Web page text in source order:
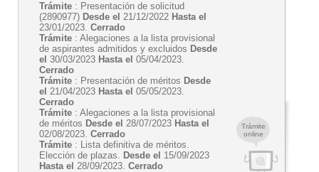
Trámite
online
Trámite : Presentación de solicitud
(2890977) Desde el 21/12/2022 Hasta el
23/01/2023. Cerrado
Trámite : Alegaciones a la lista provisional
de aspirantes admitidos y excluidos Desde
el 30/03/2023 Hasta el 05/04/2023.
Cerrado
Trámite : Presentación de méritos Desde
el 21/04/2023 Hasta el 05/05/2023.
Cerrado
Trámite : Alegaciones a la lista provisional
de méritos Desde el 28/07/2023 Hasta el
02/08/2023. Cerrado
Trámite : Lista definitiva de méritos.
Elección de plazas. Desde el 15/09/2023
Hasta el 28/09/2023. Cerrado